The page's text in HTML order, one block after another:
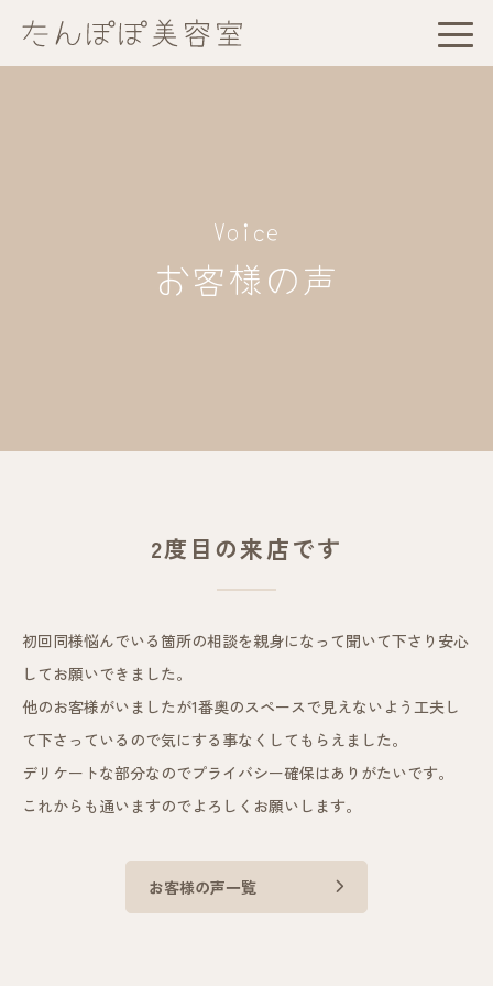
Voice
お客様の声
2度目の来店です
初回同様悩んでいる箇所の相談を親身になって聞いて下さり安心
してお願いできました。
他のお客様がいましたが1番奥のスペースで見えないよう工夫し
て下さっているので気にする事なくしてもらえました。
デリケートな部分なのでプライバシー確保はありがたいです。
これからも通いますのでよろしくお願いします。
お客様の声一覧